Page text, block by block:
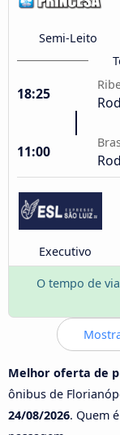
Semi-Leito
18:25
11:00
Executivo
O tempo de
Melhor oferta de
ônibus de
24/08/2026. Quem